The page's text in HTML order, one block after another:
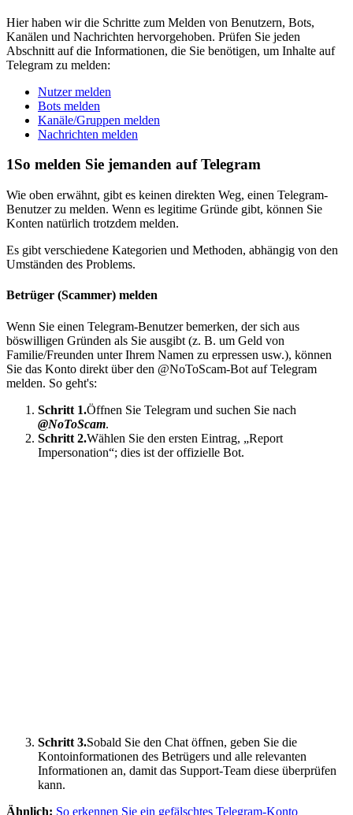
Hier haben wir die Schritte zum Melden von Benutzern, Bots,
Kanälen und Nachrichten hervorgehoben. Prüfen Sie jeden
Abschnitt auf die Informationen, die Sie benötigen, um Inhalte auf
Telegram zu melden:
Nutzer melden
Bots melden
Kanäle/Gruppen melden
Nachrichten melden
1So melden Sie jemanden auf Telegram
Wie oben erwähnt, gibt es keinen direkten Weg, einen Telegram-
Benutzer zu melden. Wenn es legitime Gründe gibt, können Sie
Konten natürlich trotzdem melden.
Es gibt verschiedene Kategorien und Methoden, abhängig von den
Umständen des Problems.
Betrüger (Scammer) melden
Wenn Sie einen Telegram-Benutzer bemerken, der sich aus
böswilligen Gründen als Sie ausgibt (z. B. um Geld von
Familie/Freunden unter Ihrem Namen zu erpressen usw.), können
Sie das Konto direkt über den @NoToScam-Bot auf Telegram
melden. So geht's:
Schritt 1.Öffnen Sie Telegram und suchen Sie nach
@NoToScam.
Schritt 2.Wählen Sie den ersten Eintrag, „Report
Impersonation“; dies ist der offizielle Bot.
Schritt 3.Sobald Sie den Chat öffnen, geben Sie die
Kontoinformationen des Betrügers und alle relevanten
Informationen an, damit das Support-Team diese überprüfen
kann.
Ähnlich: So erkennen Sie ein gefälschtes Telegram-Konto